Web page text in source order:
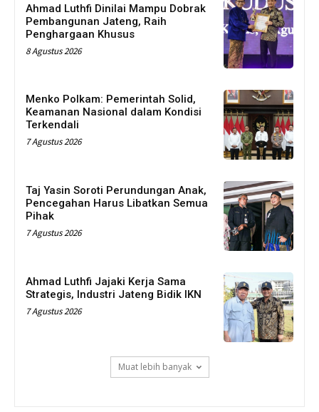
Ahmad Luthfi Dinilai Mampu Dobrak
Pembangunan Jateng, Raih
Penghargaan Khusus
8 Agustus 2026
Menko Polkam: Pemerintah Solid,
Keamanan Nasional dalam Kondisi
Terkendali
7 Agustus 2026
Taj Yasin Soroti Perundungan Anak,
Pencegahan Harus Libatkan Semua
Pihak
7 Agustus 2026
Ahmad Luthfi Jajaki Kerja Sama
Strategis, Industri Jateng Bidik IKN
7 Agustus 2026
Muat lebih banyak